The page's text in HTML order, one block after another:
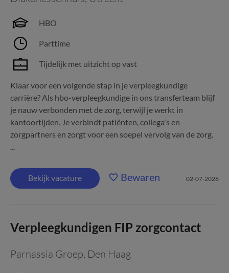
HBO
Parttime
Tijdelijk met uitzicht op vast
Klaar voor een volgende stap in je verpleegkundige
carrière? Als hbo-verpleegkundige in ons transferteam blijf
je nauw verbonden met de zorg, terwijl je werkt in
kantoortijden. Je verbindt patiënten, collega's en
zorgpartners en zorgt voor een soepel vervolg van de zorg.
...
Bekijk vacature Bewaren 02-07-2026
Verpleegkundigen FIP zorgcontact
Parnassia Groep, Den Haag